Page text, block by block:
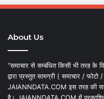
About Us
“समाचार से सम्बंधित किसी भी तरह के
द्वारा प्रस्तुत सामग्री ( समाचार / फोटो
JAIANNDATA.COM इस तरह की